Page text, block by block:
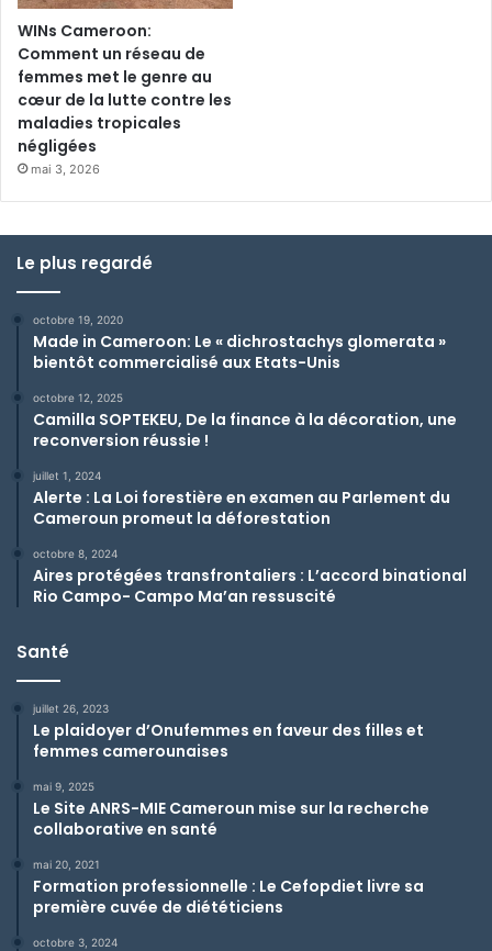
WINs Cameroon:
Comment un réseau de
femmes met le genre au
cœur de la lutte contre les
maladies tropicales
négligées
mai 3, 2026
Le plus regardé
octobre 19, 2020
Made in Cameroon: Le « dichrostachys glomerata »
bientôt commercialisé aux Etats-Unis
octobre 12, 2025
Camilla SOPTEKEU, De la finance à la décoration, une
reconversion réussie !
juillet 1, 2024
Alerte : La Loi forestière en examen au Parlement du
Cameroun promeut la déforestation
octobre 8, 2024
Aires protégées transfrontaliers : L’accord binational
Rio Campo- Campo Ma’an ressuscité
Santé
juillet 26, 2023
Le plaidoyer d’Onufemmes en faveur des filles et
femmes camerounaises
mai 9, 2025
Le Site ANRS-MIE Cameroun mise sur la recherche
collaborative en santé
mai 20, 2021
Formation professionnelle : Le Cefopdiet livre sa
première cuvée de diététiciens
octobre 3, 2024